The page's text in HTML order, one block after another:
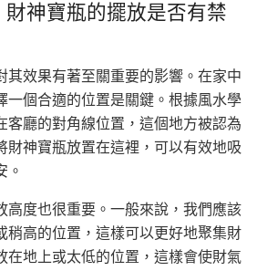
財神寶瓶的擺放是否有禁
其效果有著至關重要的影響。在家中
一個合適的位置是關鍵。根據風水學
客廳的對角線位置，這個地方被認為
財神寶瓶放置在這裡，可以有效地吸
。
高度也很重要。一般來說，我們應該
稍高的位置，這樣可以更好地聚集財
在地上或太低的位置，這樣會使財氣